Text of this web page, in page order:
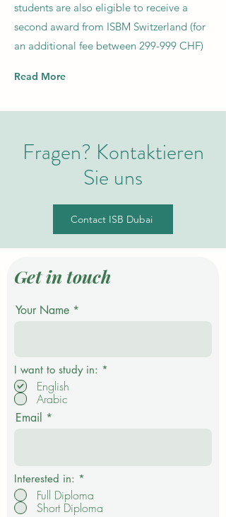
students are also eligible to receive a
second award from ISBM Switzerland (for
an additional fee between 299-999 CHF)
Read More
Fragen? Kontaktieren
Sie uns
Contact ISB Dubai
Get in touch
Your Name
I want to study in: *
English
Arabic
Email
Interested in: *
Full Diploma
Short Diploma